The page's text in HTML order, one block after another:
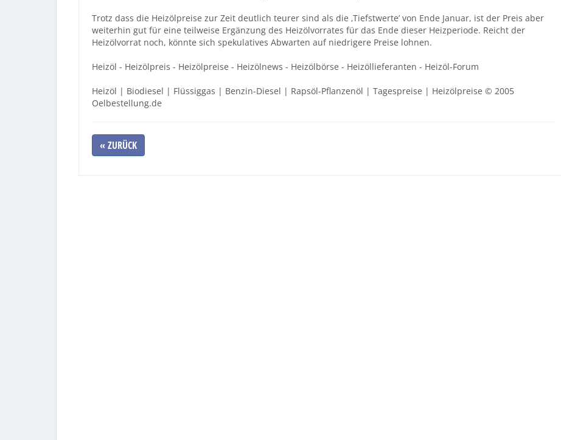
Trotz dass die Heizölpreise zur Zeit deutlich teurer sind als die ‚Tiefstwerte’ von Ende Januar, ist der Preis aber
weiterhin gut für eine teilweise Ergänzung des Heizölvorrates für das Ende dieser Heizperiode. Reicht der
Heizölvorrat noch, könnte sich spekulatives Abwarten auf niedrigere Preise lohnen.
Heizöl - Heizölpreis - Heizölpreise - Heizölnews - Heizölbörse - Heizöllieferanten - Heizöl-Forum
Heizöl | Biodiesel | Flüssiggas | Benzin-Diesel | Rapsöl-Pflanzenöl | Tagespreise | Heizölpreise © 2005
Oelbestellung.de
« ZURÜCK